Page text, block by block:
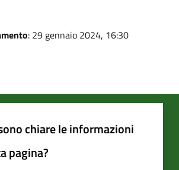
: 29 gennaio 2024, 16:30
chiare le informazioni
pagina?